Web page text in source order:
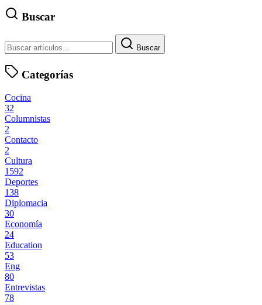
Buscar
Buscar
Categorías
Cocina
32
Columnistas
2
Contacto
2
Cultura
1592
Deportes
138
Diplomacia
30
Economía
24
Education
53
Eng
80
Entrevistas
78